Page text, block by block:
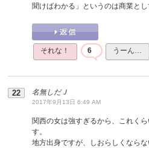
聞けばわかる」というのは商業と
それな！ 6 うーん…
名無しだＪ
2017年9月13日 6:49 AM
関西の女は強すぎるから、これく
す。
地方出身ですが、しおらしくなら